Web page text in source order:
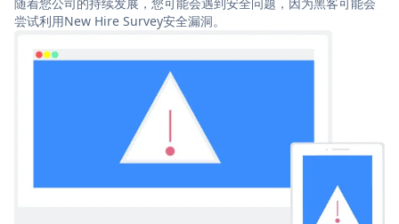
随着您公司的持续发展，您可能会遇到安全问题，因为黑客可能会
尝试利用New Hire Survey安全漏洞。